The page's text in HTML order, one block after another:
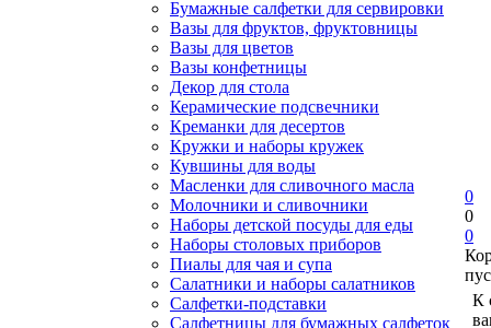
Бумажные салфетки для сервировки
Вазы для фруктов, фруктовницы
Вазы для цветов
Вазы конфетницы
Декор для стола
Керамические подсвечники
Креманки для десертов
Кружки и наборы кружек
Кувшины для воды
Масленки для сливочного масла
Молочники и сливочники
Наборы детской посуды для еды
Наборы столовых приборов
Пиалы для чая и супа
Салатники и наборы салатников
Салфетки-подставки
Салфетницы для бумажных салфеток
0
0
0
К